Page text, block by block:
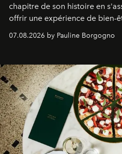
chapitre de son histoire en
offrir une expérience de bien-
expertise se rencontrent.
07.08.2026 by Pauline Borgogno